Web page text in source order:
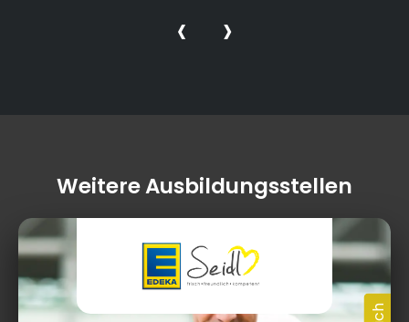
‹ ›
Weitere Ausbildungsstellen